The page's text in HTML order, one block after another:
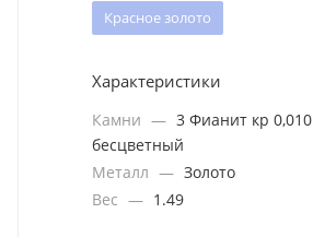
Красное золото
Характеристики
Камни — 3 Фианит кр 0,010
бесцветный
Металл — Золото
Вес — 1.49